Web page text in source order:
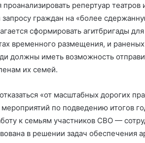
репертуар театров
граждан на «более
сформировать агитбригады для
временного размещения, и раненых
должны иметь возможность
их семей.
«от масштабных дорогих
по подведению итогов
к семьям участников СВО —
в решении задач обеспечения